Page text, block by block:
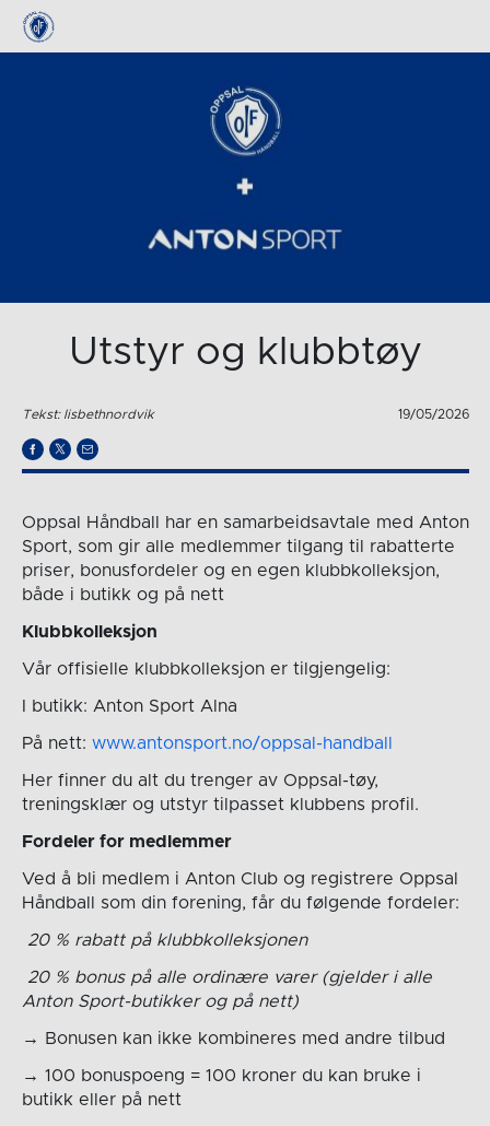
Utstyr og klubbtøy
Tekst: lisbethnordvik 19/05/2026
Oppsal Håndball har en samarbeidsavtale med Anton
Sport, som gir alle medlemmer tilgang til rabatterte
priser, bonusfordeler og en egen klubbkolleksjon,
både i butikk og på nett
Klubbkolleksjon
Vår offisielle klubbkolleksjon er tilgjengelig:
I butikk: Anton Sport Alna
På nett: www.antonsport.no/oppsal-handball
Her finner du alt du trenger av Oppsal-tøy,
treningsklær og utstyr tilpasset klubbens profil.
Fordeler for medlemmer
Ved å bli medlem i Anton Club og registrere Oppsal
Håndball som din forening, får du følgende fordeler:
20 % rabatt på klubbkolleksjonen
20 % bonus på alle ordinære varer (gjelder i alle
Anton Sport-butikker og på nett)
→ Bonusen kan ikke kombineres med andre tilbud
→ 100 bonuspoeng = 100 kroner du kan bruke i
butikk eller på nett